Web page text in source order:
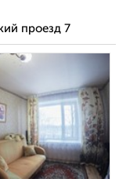
проезд 7